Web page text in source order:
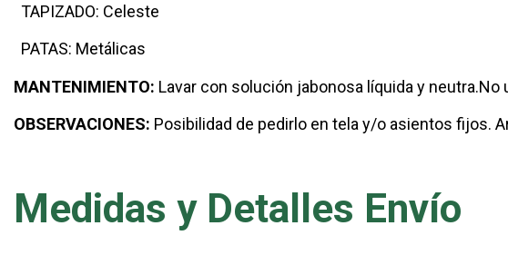
TAPIZADO: Celeste
PATAS: Metálicas
MANTENIMIENTO: Lavar con solución jabonosa líquida y
OBSERVACIONES: Posibilidad de pedirlo en tela y/o asientos fijos.
Medidas y Detalles Envío